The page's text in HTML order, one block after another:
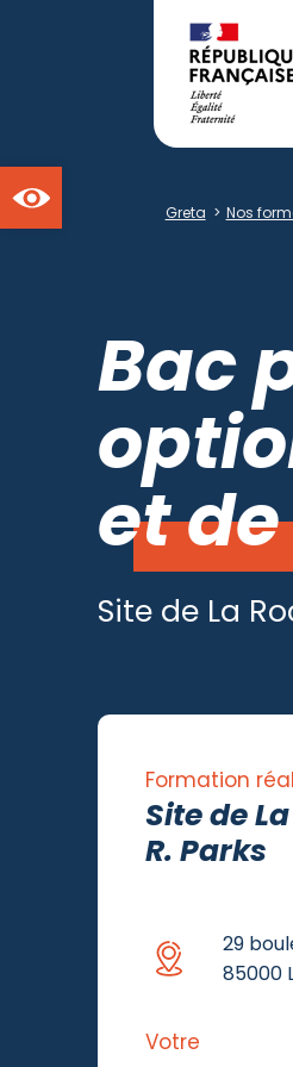
Greta > Nos
Bac
et
Site de La
Formation
Site de
R. Parks
29
85000
Votre
Ouvrir la barre d'outils